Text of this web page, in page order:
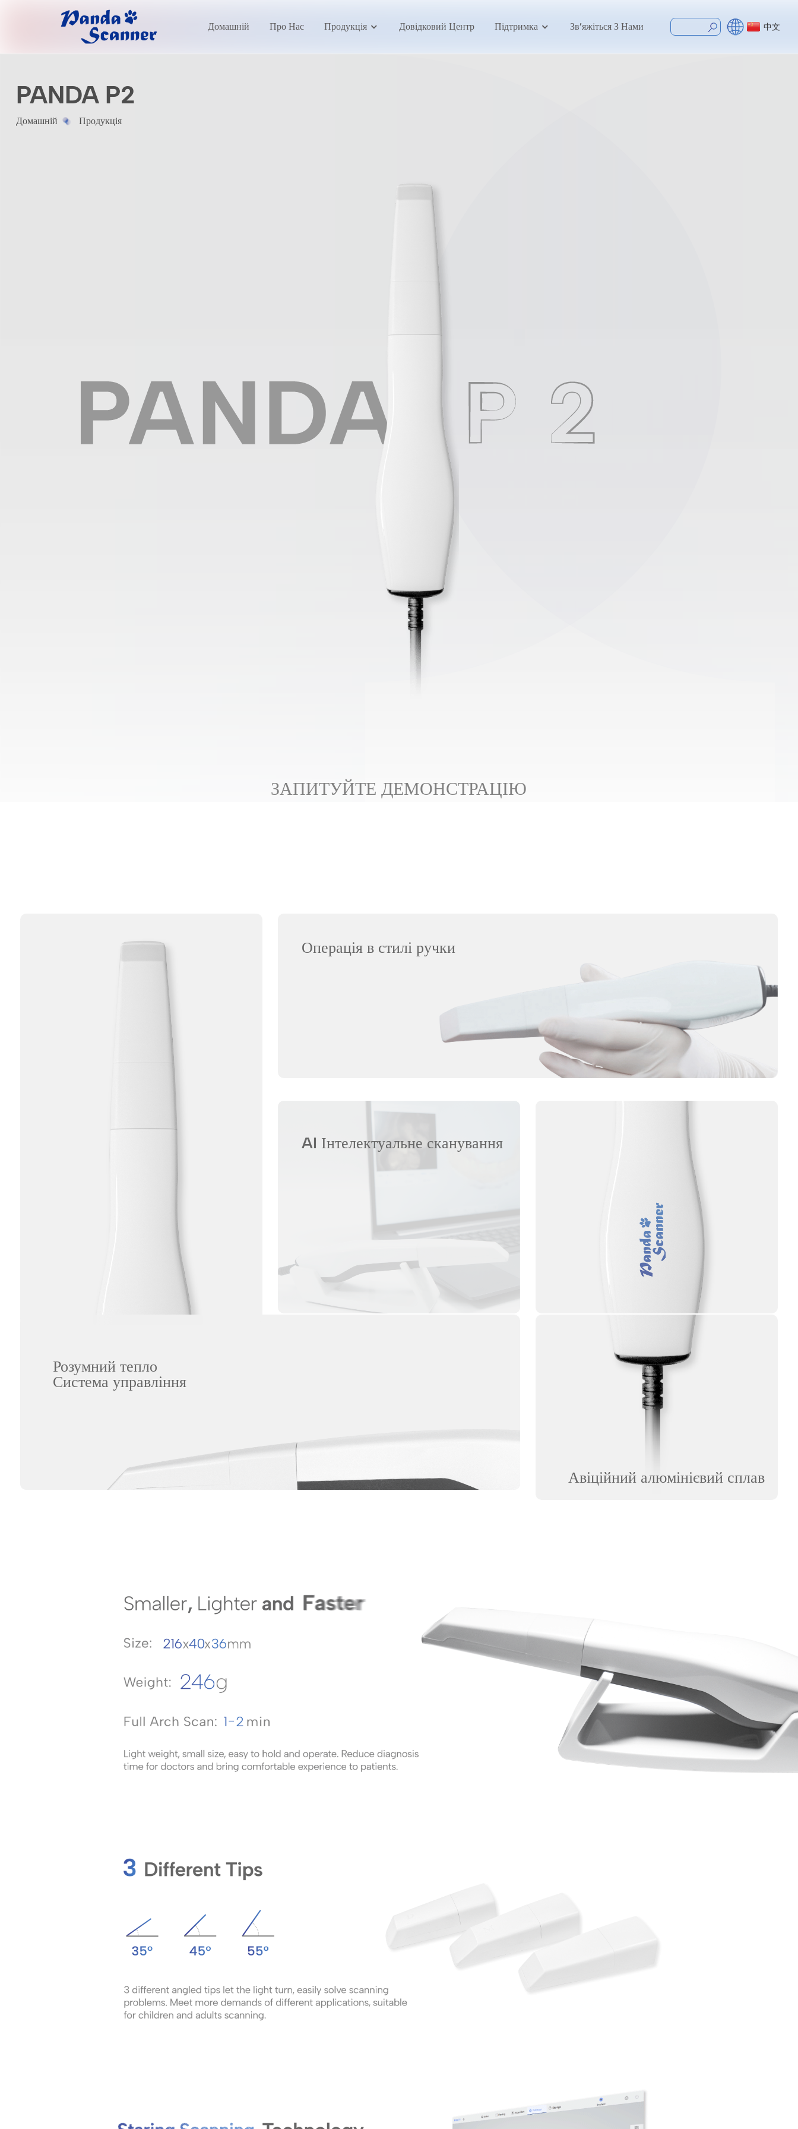
Домашній Про Нас Продукція Довідковий Центр Підтримка Зв’яжіться З Нами 中文
PANDA P2
Домашній Продукція
ЗАПИТУЙТЕ ДЕМОНСТРАЦІЮ
Операція в стилі ручки
AI Інтелектуальне сканування
Розумний тепло
Система управління
Авіційний алюмінієвий сплав